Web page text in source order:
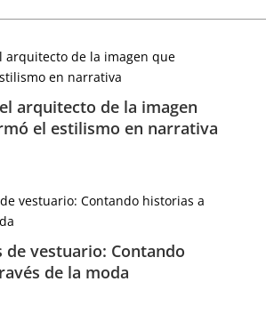
arquitecto de la imagen
el estilismo en narrativa
de vestuario: Contando
de la moda